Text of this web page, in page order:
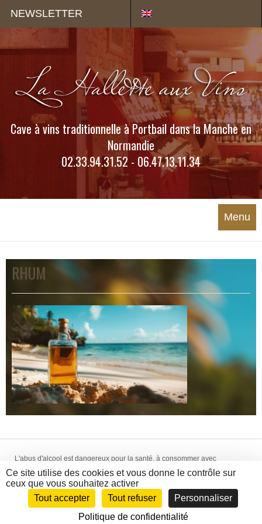
NEWSLETTER
Cave à vins traditionnelle à Portbail dans la Manche en
Normandie
02.33.94.31.52 - 06.47.13.11.34
Menu
RHUM
L'abus d'alcool est dangereux pour la santé, à consommer avec
modération. La vente d'alcool est interdite aux mineurs de -18 ans.
Création WebCom.Me - © 2014-2018 La Hallette aux Vins -Mentions
Légales-CGV
Panneau de gestion des cookies
Ce site utilise des cookies et vous donne le contrôle sur
ceux que vous souhaitez activer
Tout accepter
Tout refuser
Personnaliser
Politique de confidentialité